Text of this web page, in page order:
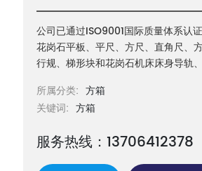
公司已通过ISO9001国际质量体系认
花岗石平板、平尺、方尺、直角尺、
行规、梯形块和花岗石机床床身导轨
所属分类: 方箱
关键词: 方箱
服务热线：13706412378